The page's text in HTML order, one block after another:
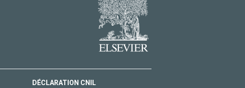
DÉCLARATION CNIL